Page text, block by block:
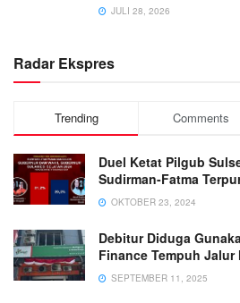
JULI 28, 2026
Radar Ekspres
Trending Comments
Duel Ketat Pilgub
Sudirman-Fatma
OKTOBER 23, 2024
Debitur Diduga
Finance Tempuh Jalur
SEPTEMBER 11, 2025